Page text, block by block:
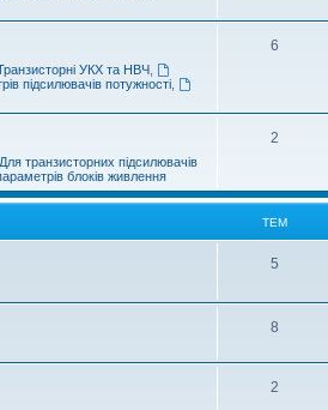
УКХ та НВЧ
підсилювачів потужності,
6
Для транзисторних підсилювачів
блоків живлення
2
ТЕМ
5
8
2